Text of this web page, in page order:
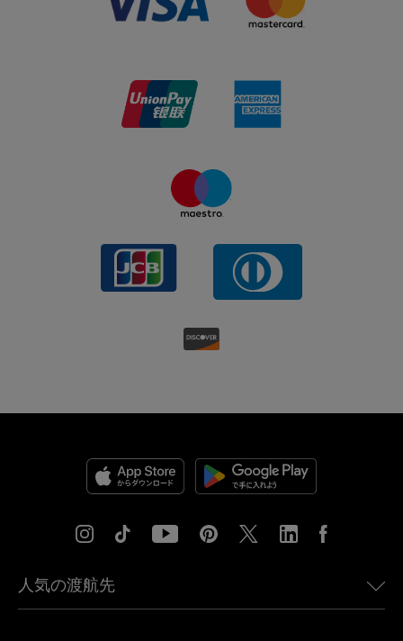
人気の渡航先